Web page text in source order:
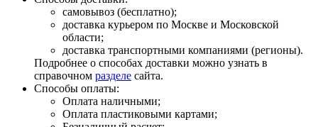
самовывоз (бесплатно);
доставка курьером по Москве и Московской
области;
доставка транспортными компаниями (регионы).
Подробнее о способах доставки можно узнать в
справочном разделе сайта.
Способы оплаты:
Оплата наличными;
Оплата пластиковыми картами;